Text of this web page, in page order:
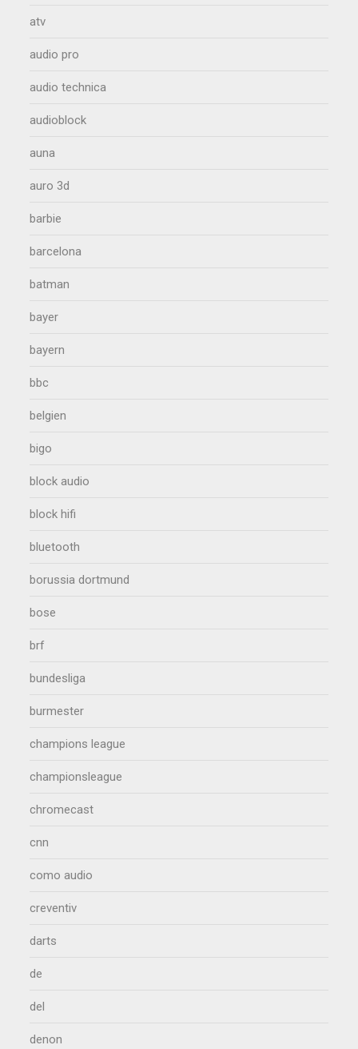
atv
audio pro
audio technica
audioblock
auna
auro 3d
barbie
barcelona
batman
bayer
bayern
bbc
belgien
bigo
block audio
block hifi
bluetooth
borussia dortmund
bose
brf
bundesliga
burmester
champions league
championsleague
chromecast
cnn
como audio
creventiv
darts
de
del
denon